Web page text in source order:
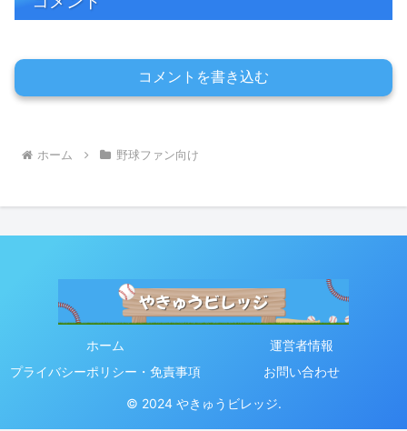
コメントを書き込む
ホーム 野球ファン向け
ホーム
運営者情報
プライバシーポリシー・免責事項
お問い合わせ
© 2024 やきゅうビレッジ.